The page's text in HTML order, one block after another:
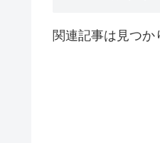
関連記事は見つか